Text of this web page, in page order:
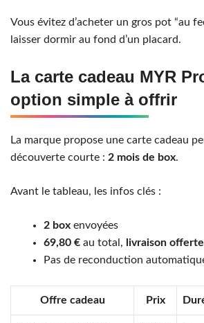
Vous évitez d’acheter un gros pot “au
laisser dormir au fond d’un placard.
La carte cadeau MYR
option simple à offrir
La marque propose une carte cadeau
découverte courte : 2 mois de box.
Avant le tableau, les infos clés :
2 box envoyées
69,80 € au total, livraison offerte
Pas de reconduction
Offre cadeau Prix